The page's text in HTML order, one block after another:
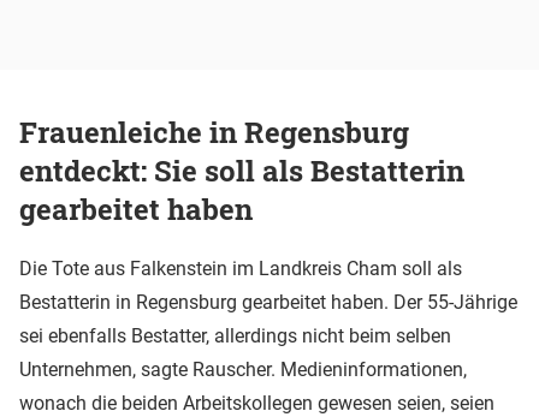
Frauenleiche in Regensburg
entdeckt: Sie soll als Bestatterin
gearbeitet haben
Die Tote aus Falkenstein im Landkreis Cham soll als
Bestatterin in Regensburg gearbeitet haben. Der 55-Jährige
sei ebenfalls Bestatter, allerdings nicht beim selben
Unternehmen, sagte Rauscher. Medieninformationen,
wonach die beiden Arbeitskollegen gewesen seien, seien